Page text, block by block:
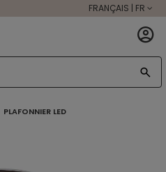
FRANÇAIS | FR
PLAFONNIER LED